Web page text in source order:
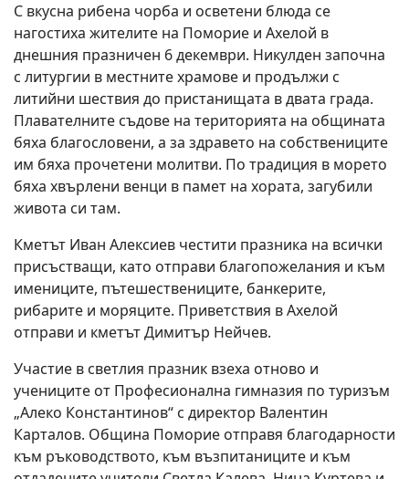
С вкусна рибена чорба и осветени блюда се
нагостиха жителите на Поморие и Ахелой в
днешния празничен 6 декември. Никулден започна
с литургии в местните храмове и продължи с
литийни шествия до пристанищата в двата града.
Плавателните съдове на територията на общината
бяха благословени, а за здравето на собствениците
им бяха прочетени молитви. По традиция в морето
бяха хвърлени венци в памет на хората, загубили
живота си там.
Кметът Иван Алексиев честити празника на всички
присъстващи, като отправи благопожелания и към
имениците, пътешествениците, банкерите,
рибарите и моряците. Приветствия в Ахелой
отправи и кметът Димитър Нейчев.
Участие в светлия празник взеха отново и
учениците от Професионална гимназия по туризъм
„Алеко Константинов“ с директор Валентин
Карталов. Община Поморие отправя благодарности
към ръководството, към възпитаниците и към